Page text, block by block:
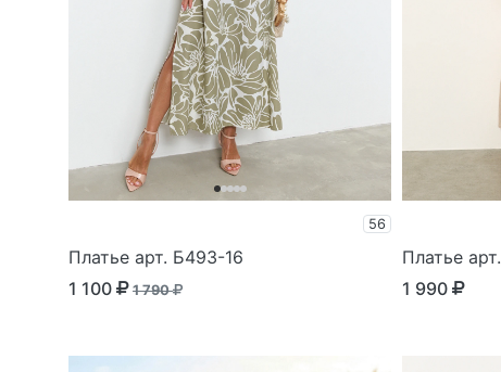
56
Платье арт. Б493-16
1 100
1 790
Платье
1 990